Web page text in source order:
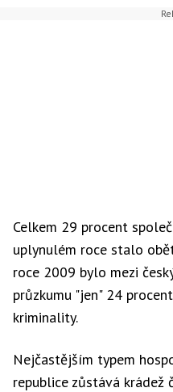
Celkem 29 procent
uplynulém roce stalo
roce 2009 bylo mezi
průzkumu "jen" 24
kriminality.
Nejčastějším typem
republice zůstává krádež